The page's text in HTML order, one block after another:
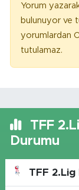
Yorum
bulunuyor ve
yorumlardan
tutulamaz.
TFF
Durumu
TFF 2.Lig